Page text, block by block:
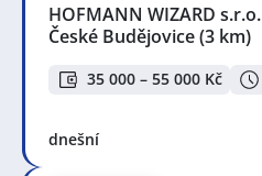
HOFMANN WIZARD s.r.o.
České Budějovice(3 km)
35 000 – 55 000 Kč
dnešní